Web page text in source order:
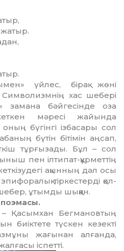
үйлес, бірақ жөні
хас шебері
замана бәйгесінде оза
мәресі жайында
бүгінгі ізбасары сол
бү­тін бітімін аңсап,
тұр­ғызады. Бұл – сол
пен ілтипат-құрметтің
ақынның дәл осы
тіркестерді қол­
ұтымды шыққан.
Қасымхан Бегма­нов­тың
биіктете түс­кен кезекті
жағынан алғанда,
іспетті.